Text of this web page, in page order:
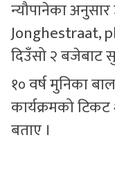
न्यौपानेका
Jonghestraat,
दिउँसो २ बजेबाट
१० वर्ष मुनिका
कार्यक्रमको
बताए ।